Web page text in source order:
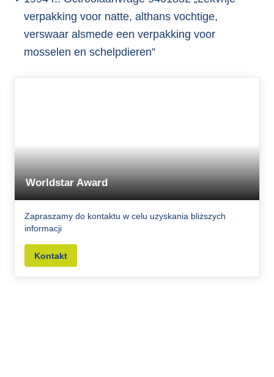
verpakking voor natte, althans vochtige,
verswaar alsmede een verpakking voor
mosselen en schelpdieren”
Worldstar Award
Zapraszamy do kontaktu w celu uzyskania bliższych
informacji
Kontakt